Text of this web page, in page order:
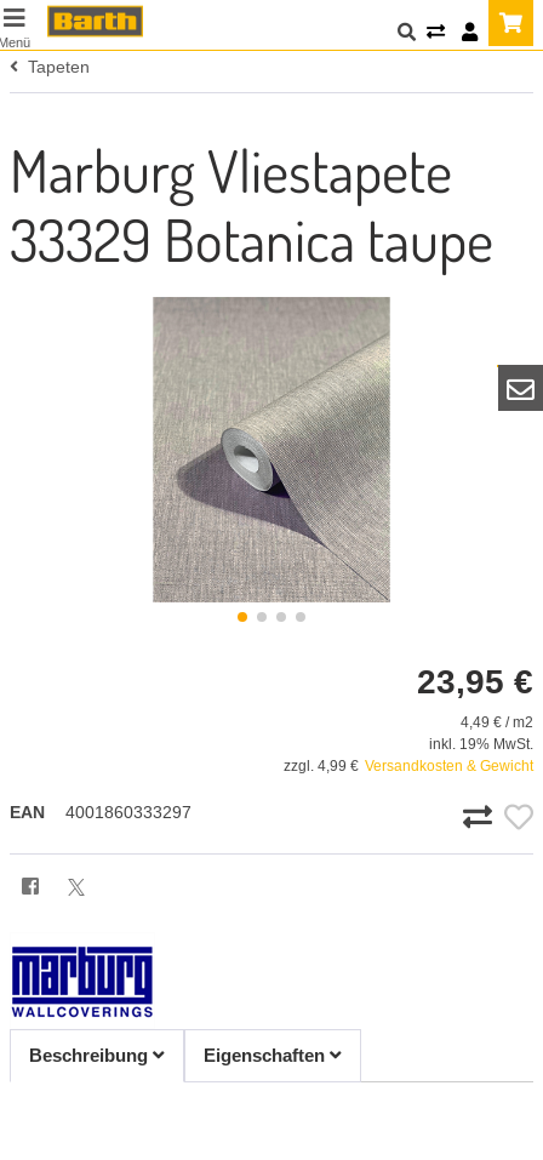
Tapeten
Marburg Vliestapete
33329 Botanica taupe
23,95 €
4,49 € / m2
inkl. 19% MwSt.
zzgl. 4,99 € Versandkosten & Gewicht
EAN 4001860333297
Beschreibung Eigenschaften